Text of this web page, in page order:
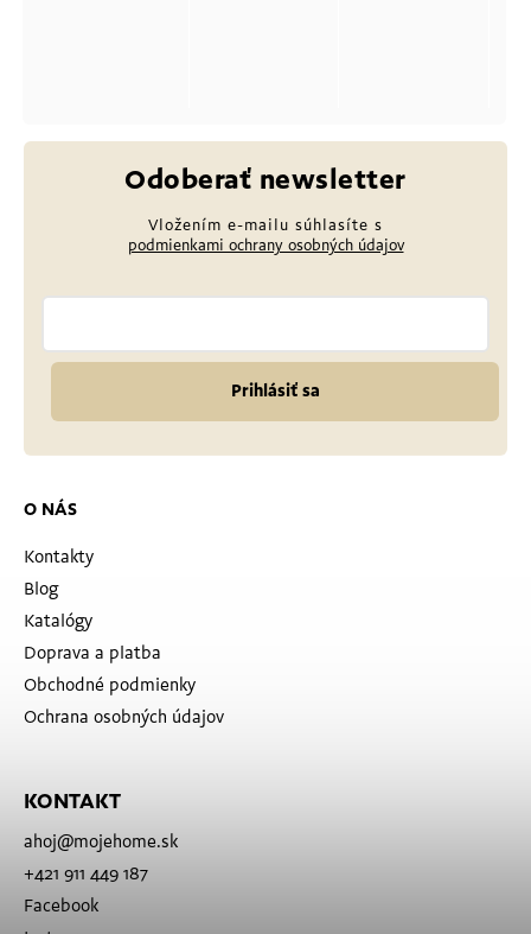
O NÁS
Kontakty
Blog
Katalógy
Doprava a platba
Obchodné podmienky
Ochrana osobných údajov
KONTAKT
ahoj@mojehome.sk
+421 911 449 187
Facebook
Odoberať newsletter
Vložením e-mailu súhlasíte s
podmienkami ochrany osobných údajov
Prihlásiť sa